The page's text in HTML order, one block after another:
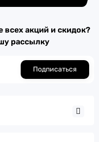
всех акций и скидок?
рассылку
Подписаться